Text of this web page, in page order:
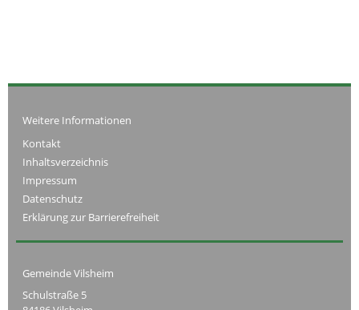
Weitere Informationen
Kontakt
Inhaltsverzeichnis
Impressum
Datenschutz
Erklärung zur Barrierefreiheit
Gemeinde Vilsheim
Schulstraße 5